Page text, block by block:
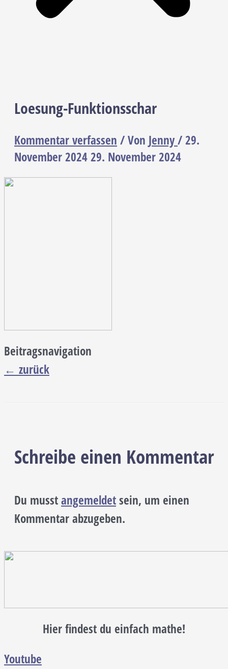
Loesung-Funktionsschar
Kommentar verfassen / Von Jenny/29.
November 202429. November 2024
Beitragsnavigation
← zurück
Schreibe einen Kommentar
Du musstangemeldetsein, um einen
Kommentar abzugeben.
Hier findest du einfach mathe!
Youtube